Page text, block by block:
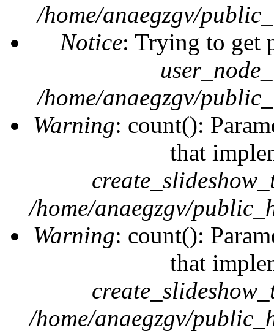
/home/anaegzgv/
Notice: Trying to get
/home/anaegzgv/
Warning: count():
that
/home/anaegzgv/
Warning: count():
that
/home/anaegzgv/